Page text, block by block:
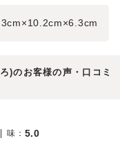
)のお客様の声・口コミ
味 ： 5.0